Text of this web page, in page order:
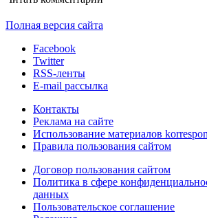
Полная версия сайта
Facebook
Twitter
RSS-ленты
E-mail рассылка
Контакты
Реклама на сайте
Использование материалов
Правила пользования сайтом
Договор пользования сайтом
Политика в сфере
данных
Пользовательское соглашение